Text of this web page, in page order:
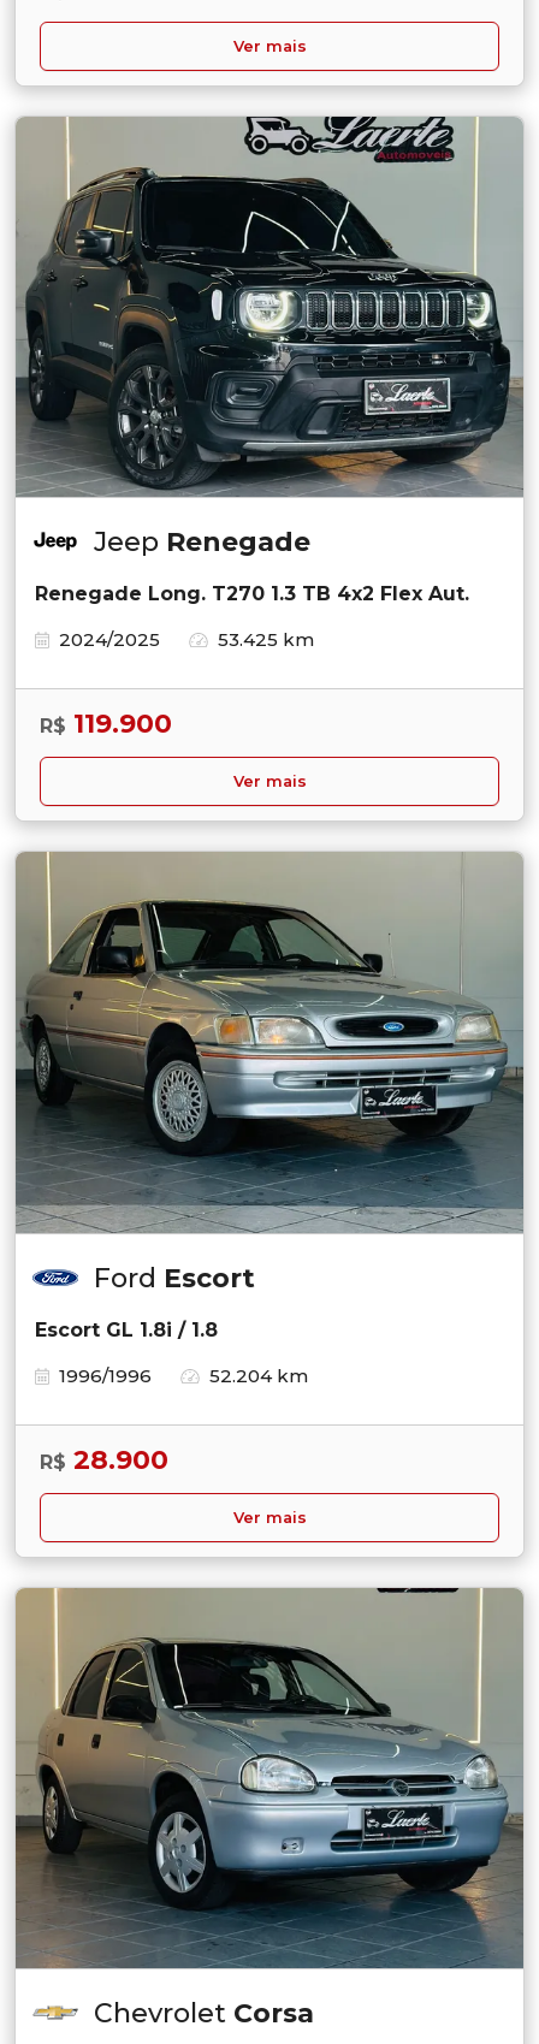
Ver mais
Jeep Renegade
Renegade Long. T270 1.3 TB 4x2 Flex Aut.
2024/2025
53.425 km
R$ 119.900
Ver mais
Ford Escort
Escort GL 1.8i / 1.8
1996/1996
52.204 km
R$ 28.900
Ver mais
Chevrolet Corsa